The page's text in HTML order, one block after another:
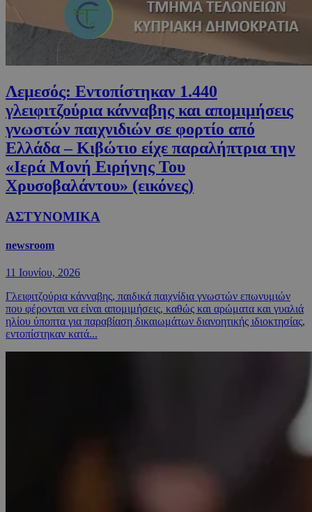
Λεμεσός: Εντοπίστηκαν 1.440
γλειφιτζούρια κάνναβης και απομιμήσεις
γνωστών παιχνιδιών σε φορτίο από
Ελλάδα – Κιβώτιο είχε παραλήπτρια την
«Ιερά Μονή Ειρήνης Του
Χρυσοβαλάντου» (εικόνες)
ΑΣΤΥΝΟΜΙΚΑ
newsroom
11 Ιουνίου, 2026
Γλειφιτζούρια κάνναβης, παιδικά παιχνίδια γνωστών επωνυμιών
που φέρονται να είναι απομιμήσεις, καθώς και αρώματα και γυαλιά
ηλίου ύποπτα για παραβίαση δικαιωμάτων διανοητικής ιδιοκτησίας,
εντοπίστηκαν κατά...